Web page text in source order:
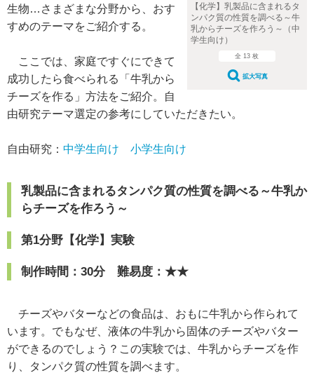
【化学】乳製品に含まれるタ
ンパク質の性質を調べる～牛
乳からチーズを作ろう～（中
学生向け）
全 13 枚
拡大写真
生物…さまざまな分野から、おす
すめのテーマをご紹介する。
ここでは、家庭ですぐにできて
成功したら食べられる「牛乳から
チーズを作る」方法をご紹介。自
由研究テーマ選定の参考にしていただきたい。
自由研究： 中学生向け 小学生向け
乳製品に含まれるタンパク質の性質を調べる～牛乳か
らチーズを作ろう～
第1分野【化学】実験
制作時間：30分 難易度：★★
チーズやバターなどの食品は、おもに牛乳から作られて
います。でもなぜ、液体の牛乳から固体のチーズやバター
ができるのでしょう？この実験では、牛乳からチーズを作
り、タンパク質の性質を調べます。